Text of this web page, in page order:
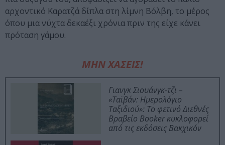
αρχοντικό Καρατζά δίπλα στη λίμνη Βόλβη, το μέρος
όπου μια νύχτα δεκαέξι χρόνια πριν της είχε κάνει
πρόταση γάμου.
ΜΗΝ ΧΑΣΕΙΣ!
Γιανγκ Σιουάνγκ-τζι –
«Ταϊβάν: Ημερολόγιο
Ταξιδιού»: Το φετινό Διεθνές
Βραβείο Booker κυκλοφορεί
από τις εκδόσεις Βακχικόν